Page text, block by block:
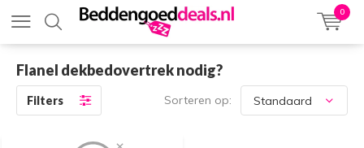
0
Flanel dekbedovertrek nodig?
Filters Sorteren op: